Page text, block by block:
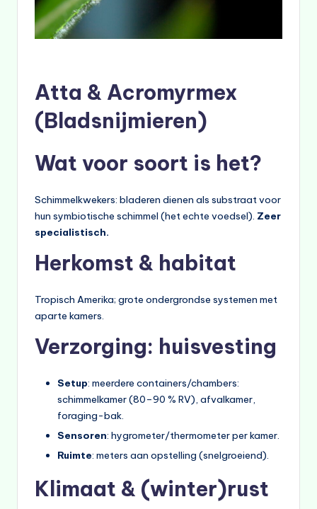
Atta & Acromyrmex
(Bladsnijmieren)
Wat voor soort is het?
Schimmelkwekers: bladeren dienen als substraat voor
hun symbiotische schimmel (het echte voedsel). Zeer
specialistisch.
Herkomst & habitat
Tropisch Amerika; grote ondergrondse systemen met
aparte kamers.
Verzorging: huisvesting
Setup: meerdere containers/chambers:
schimmelkamer (80–90 % RV), afvalkamer,
foraging-bak.
Sensoren: hygrometer/thermometer per kamer.
Ruimte: meters aan opstelling (snelgroeiend).
Klimaat & (winter)rust